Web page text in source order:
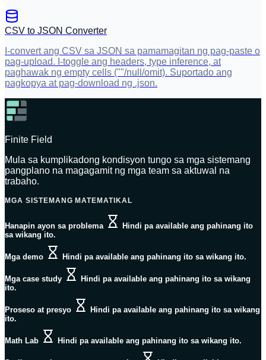
CSV to JSON Converter
I-convert ang CSV sa JSON sa pamamagitan ng pag-paste o
pag-upload. I-toggle ang headers, type inference, at
paghawak ng empty cells (""/null/omit). Suportado ang
pagkopya at pag-download ng .json.
Finite Field
Mula sa kumplikadong kondisyon tungo sa mga sistemang
pangplano na magagamit ng mga team sa aktuwal na
trabaho.
MGA SISTEMANG MATEMATIKAL
Hanapin ayon sa problema
Hindi pa available ang pahinang ito
sa wikang ito.
Mga demo Hindi pa available ang pahinang ito sa wikang ito.
Mga case study
Hindi pa available ang pahinang ito sa wikang
ito.
Proseso at presyo
Hindi pa available ang pahinang ito sa wikang
ito.
Math Lab Hindi pa available ang pahinang ito sa wikang ito.